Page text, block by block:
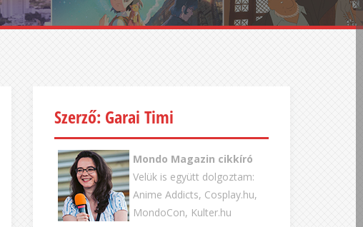
Szerző: Garai Timi
Mondo Magazin cikkíró
Velük is együtt dolgoztam:
Anime Addicts, Cosplay.hu,
MondoCon, Kulter.hu